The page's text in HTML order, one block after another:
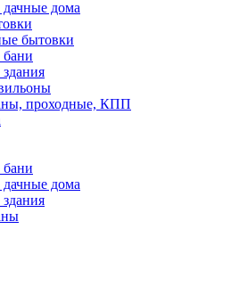
дома
бытовки
проходные, КПП
дома